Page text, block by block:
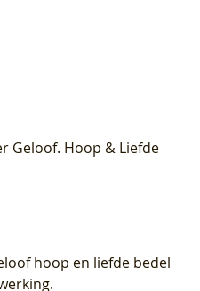
Geloof. Hoop & Liefde
hoop en liefde bedel